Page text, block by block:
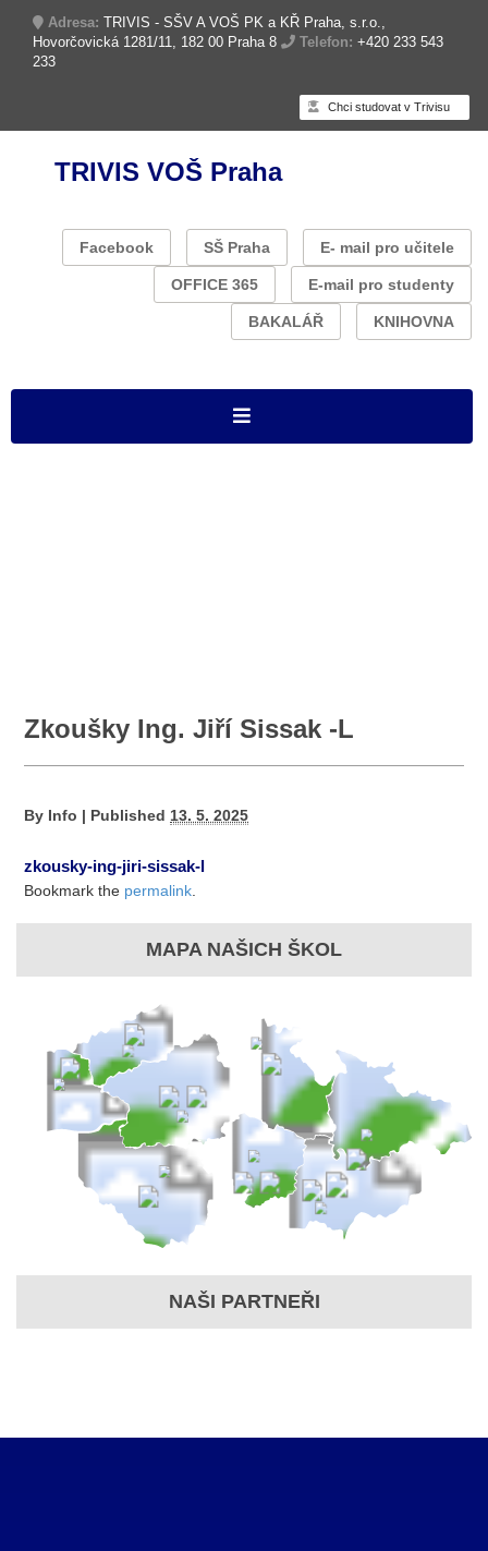
Adresa: TRIVIS - SŠV A VOŠ PK a KŘ Praha, s.r.o.,
Hovorčovická 1281/11, 182 00 Praha 8
Telefon: +420 233 543
233
Chci studovat v Trivisu
TRIVIS VOŠ Praha
Facebook SŠ Praha E- mail pro učitele
OFFICE 365 E-mail pro studenty
BAKALÁŘ KNIHOVNA
Zkoušky Ing. Jiří Sissak -L
By Info | Published 13. 5. 2025
zkousky-ing-jiri-sissak-l
Bookmark the permalink
MAPA NAŠICH ŠKOL
NAŠI PARTNEŘI